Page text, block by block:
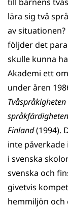
lära sig två
av
följder det
skulle kunna
Akademi ett
under åren
Finland(1994).
inte
i svenska
svenska och
givetvis
hemmiljön och